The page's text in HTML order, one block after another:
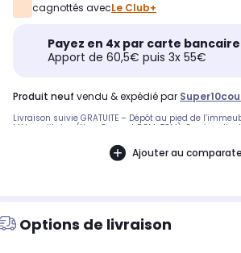
cagnottés avecLe Club+
Payez en 4x par carte
Apport de 60,5€ puis 3x 55€
produit neuf vendu & expédié par
Livraison suivie GRATUITE – Dépôt au pied de
Métropolitaine (Hors Corse et DOM-TOM). Service
Ajouter au
Options de livraison